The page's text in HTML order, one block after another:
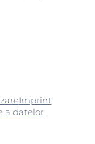
Imprint
a datelor